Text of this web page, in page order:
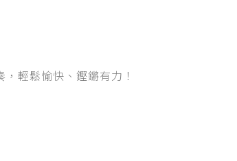
輕鬆愉快、鏗鏘有力！